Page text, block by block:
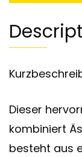
Dieser
kombiniert
besteht aus